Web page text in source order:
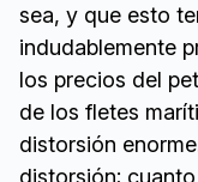
sea, y que esto
indudablemente
los precios del
de los fletes
distorsión
distorsión;